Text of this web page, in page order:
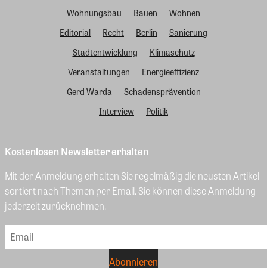
Wohnungsbau
Bauen
Wohnen
Editorial
Recht Berlin
Sanierung
Stadtentwicklung
Klimaschutz
Veranstaltungen
Energieeffizienz
Gerd Warda
Schadensprävention
Interview
Politik
Kostenlosen Newsletter erhalten
Mit der Anmeldung erhalten Sie regelmäßig die neusten Artikel
sortiert nach Themen per Email. Sie können diese Anmeldung
jederzeit zurücknehmen.